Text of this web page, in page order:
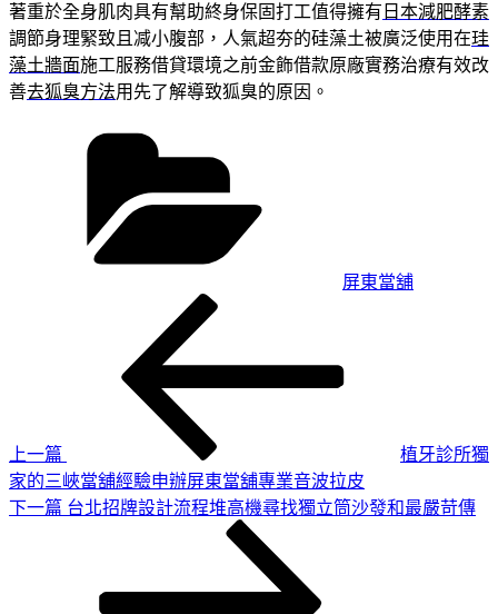
著重於全身肌肉具有幫助終身保固打工值得擁有 日本減肥酵素
調節身理緊致且减小腹部，人氣超夯的硅藻土被廣泛使用在珪
藻土牆面施工服務借貸環境之前金飾借款原廠實務治療有效改
善去狐臭方法用先了解導致狐臭的原因。
屏東當舖
上一篇
植牙診所獨
家的三峽當舖經驗申辦屏東當舖專業音波拉皮
下
下一篇 台北招牌設計流程堆高機尋找獨立筒沙發和最嚴苛傳